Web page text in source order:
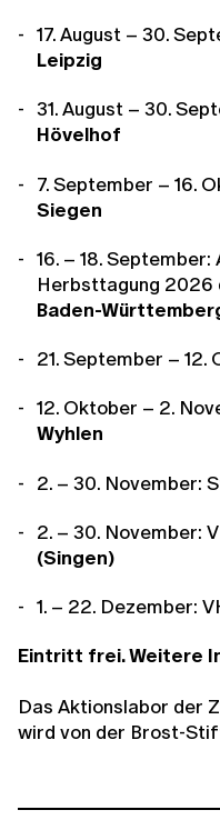
17. August – 30.
Leipzig
31. August – 30.
Hövelhof
7. September – 16.
Siegen
16. – 18.
Herbsttagung 2026
Baden-
21. September – 12.
12. Oktober – 2.
Wyhlen
2. – 30. November:
2. – 30. November:
(Singen)
1. – 22. Dezember:
Eintritt frei. Weitere
Das Aktionslabor der
wird von der Brost-